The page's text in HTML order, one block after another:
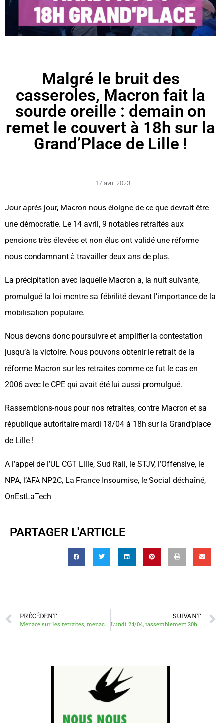
Malgré le bruit des
casseroles, Macron fait la
sourde oreille : demain on
remet le couvert à 18h sur la
Grand’Place de Lille !
17 avril 2023
Jour après jour, Macron nous éloigne de ce que devrait être
une démocratie. Le 14 avril, 9 notables retraités aux
pensions très élevées et non élus ont validé une réforme
nous condamnant à travailler deux ans de plus.
La précipitation avec laquelle Macron a, la nuit suivante,
promulgué la loi montre sa fébrilité devant l’importance de la
mobilisation populaire.
Nous devons donc poursuivre et amplifier la contestation
jusqu’à la victoire. Nous pouvons obtenir le retrait de la
réforme Macron sur les retraites comme ce fut le cas en
2006 avec le CPE qui avait été lui aussi promulgué.
Rassemblons-nous pour nos retraites, contre Macron et sa
république autoritaire mardi 18/04 à 18h sur la Grand’place
de Lille !
A l’appel de l’UL CGT Lille, Sud Rail, le STJV, l’Offensive, le
NPA, l’AFA NP2C, La France Insoumise, le Social déchaîné,
OnEstLaTech
PARTAGER L'ARTICLE
PRÉCÉDENT
Menace sur les retraites, menace sur Wazemmes : jeudi 13/04 menons la lutte !
SUIVANT
Lundi 24/04, rassemblement 20h devant la mairie de Lille